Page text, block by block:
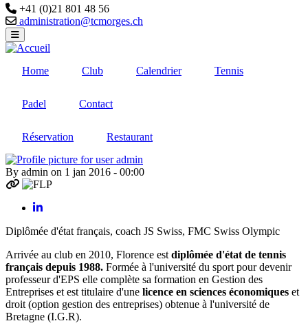
Téléphone
+41 (0)21 801 48 56
Email
administration@tcmorges.ch
Home Club Calendrier Tennis
Padel Contact
Réservation Restaurant
By admin on 1 jan 2016 - 00:00
linkedin
Diplômée d'état français, coach JS Swiss, FMC Swiss Olympic
Arrivée au club en 2010, Florence est diplômée d'état de tennis
français depuis 1988. Formée à l'université du sport pour devenir
professeur d'EPS elle complète sa formation en Gestion des
Entreprises et est titulaire d'une licence en sciences économiques et
droit (option gestion des entreprises) obtenue à l'université de
Bretagne (I.G.R).